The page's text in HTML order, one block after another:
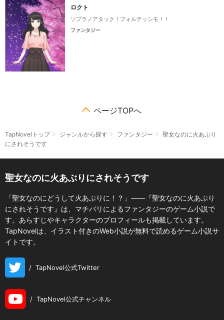
ロクト
ソプラノアタック！フォルテッシモ！！
ファンタジー
ページTOPへ
TapNovelトップ ジャンルから探す ファンタジー
聖女なのに火あぶり
にされそうです
聖女なのに火あぶりにされそうです
「聖女なのにどうして火あぶりに！？」――『聖女なのに火あぶり
にされそうです』は、マチバリによるファンタジーのゲーム小説で
す。あらすじやキャラクターのプロフィールも掲載しています。
TapNovelは、イラスト付きのWeb小説が無料で読めるゲーム小説サ
イトです。
/ TapNovel公式Twitter
/ TapNovel公式チャンネル